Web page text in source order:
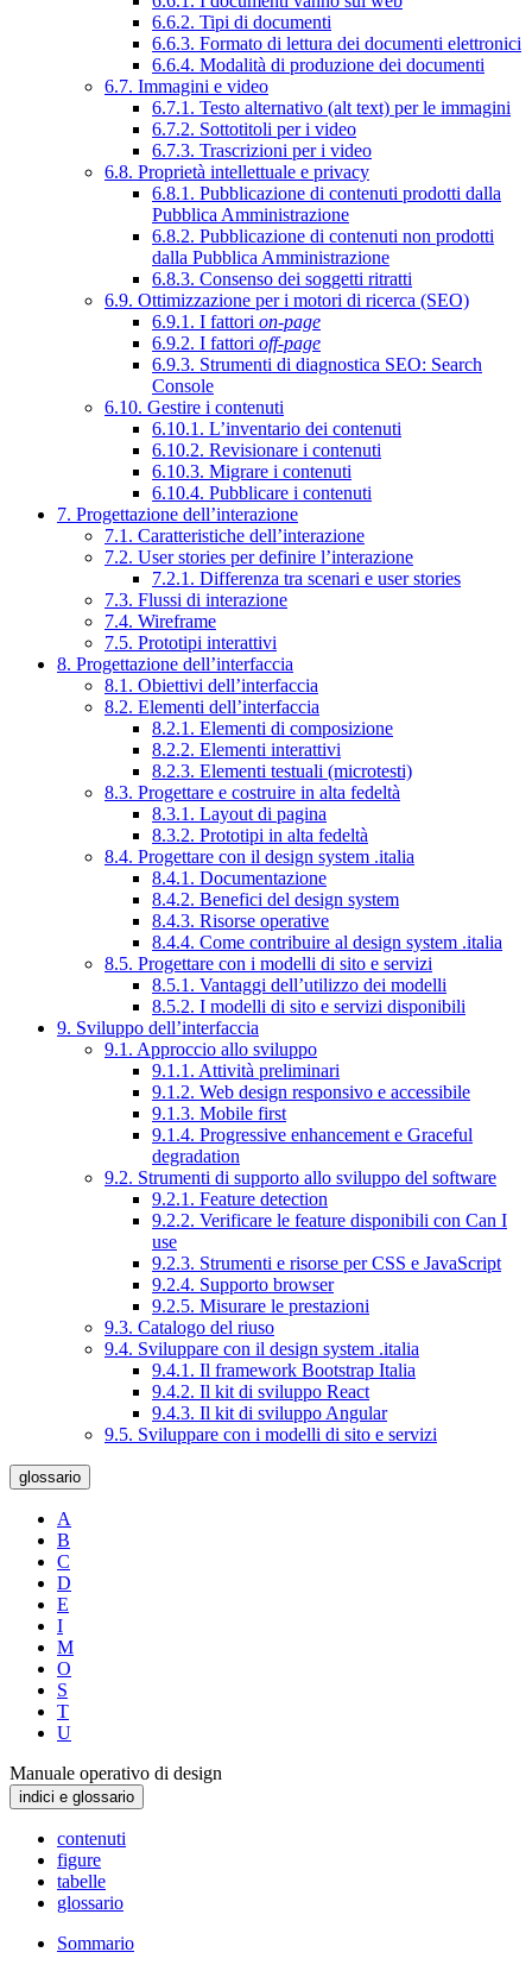
6.6.2. Tipi di documenti
6.6.3. Formato di lettura dei documenti elettronici
6.6.4. Modalità di produzione dei documenti
6.7. Immagini e video
6.7.1. Testo alternativo (alt text) per le immagini
6.7.2. Sottotitoli per i video
6.7.3. Trascrizioni per i video
6.8. Proprietà intellettuale e privacy
6.8.1. Pubblicazione di contenuti prodotti dalla
Pubblica Amministrazione
6.8.2. Pubblicazione di contenuti non prodotti
dalla Pubblica Amministrazione
6.8.3. Consenso dei soggetti ritratti
6.9. Ottimizzazione per i motori di ricerca (SEO)
6.9.1. I fattori on-page
6.9.2. I fattori off-page
6.9.3. Strumenti di diagnostica SEO: Search
Console
6.10. Gestire i contenuti
6.10.1. L’inventario dei contenuti
6.10.2. Revisionare i contenuti
6.10.3. Migrare i contenuti
6.10.4. Pubblicare i contenuti
7. Progettazione dell’interazione
7.1. Caratteristiche dell’interazione
7.2. User stories per definire l’interazione
7.2.1. Differenza tra scenari e user stories
7.3. Flussi di interazione
7.4. Wireframe
7.5. Prototipi interattivi
8. Progettazione dell’interfaccia
8.1. Obiettivi dell’interfaccia
8.2. Elementi dell’interfaccia
8.2.1. Elementi di composizione
8.2.2. Elementi interattivi
8.2.3. Elementi testuali (microtesti)
8.3. Progettare e costruire in alta fedeltà
8.3.1. Layout di pagina
8.3.2. Prototipi in alta fedeltà
8.4. Progettare con il design system .italia
8.4.1. Documentazione
8.4.2. Benefici del design system
8.4.3. Risorse operative
8.4.4. Come contribuire al design system .italia
8.5. Progettare con i modelli di sito e servizi
8.5.1. Vantaggi dell’utilizzo dei modelli
8.5.2. I modelli di sito e servizi disponibili
9. Sviluppo dell’interfaccia
9.1. Approccio allo sviluppo
9.1.1. Attività preliminari
9.1.2. Web design responsivo e accessibile
9.1.3. Mobile first
9.1.4. Progressive enhancement e Graceful
degradation
9.2. Strumenti di supporto allo sviluppo del software
9.2.1. Feature detection
9.2.2. Verificare le feature disponibili con Can I
use
9.2.3. Strumenti e risorse per CSS e JavaScript
9.2.4. Supporto browser
9.2.5. Misurare le prestazioni
9.3. Catalogo del riuso
9.4. Sviluppare con il design system .italia
9.4.1. Il framework Bootstrap Italia
9.4.2. Il kit di sviluppo React
9.4.3. Il kit di sviluppo Angular
9.5. Sviluppare con i modelli di sito e servizi
glossario
A
B
C
D
E
I
M
O
S
T
U
Manuale operativo di design
indici e glossario
contenuti
figure
tabelle
glossario
Sommario